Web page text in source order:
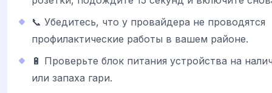
📞 Убедитесь, что у провайдера не проводятся
профилактические работы в вашем районе.
🔋 Проверьте блок питания устройства на
или запаха гари.